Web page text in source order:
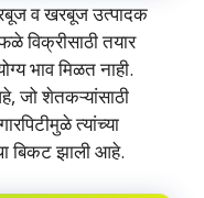
व खरबूज उत्पादक
विक्रीसाठी तयार
भाव मिळत नाही.
जो शेतकऱ्यांसाठी
त्यांच्या
बिकट झाली आहे.